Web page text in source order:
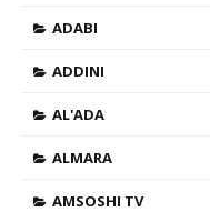
ADABI
ADDINI
AL'ADA
ALMARA
AMSOSHI TV